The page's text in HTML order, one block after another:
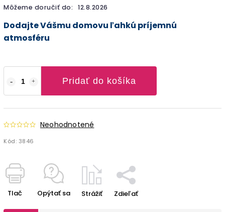
Môžeme doručiť do: 12.8.2026
Pridať do košíka
Neohodnotené
Kód: 3846
Dodajte Vášmu domovu ľahkú príjemnú
atmosféru
Tlač Opýtať sa Strážiť Zdieľať